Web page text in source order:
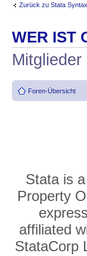
Zurück zu Stata Syntax
WER IST
Foren-Übersicht
Stata is
Property
affiliated
StataCorp